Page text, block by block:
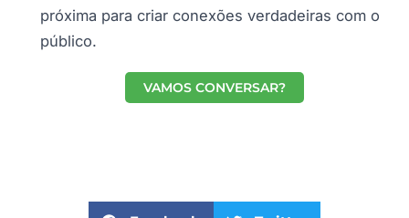
próxima para criar conexões verdadeiras com o
público.
VAMOS CONVERSAR?